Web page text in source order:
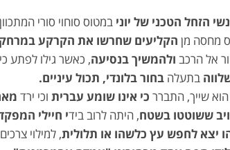
הזחל הטכני של יוני במטוס סוחוי סורי המתכוון
מחסה מן הקליעים שחרשו את הקרקע
אל הרכב ולהמשיך בנסיעה, כאשר גילו לפתע
בתעלה בחור בלונדי, תכול עיניים.
שייך, התברר כי אינו שומע עברית וכי ירד
ששוטטו בשטח, היתה לרוב בידי חיילי
יצא לחפש עץ כלשהו או תלולית, למילוי צרכים